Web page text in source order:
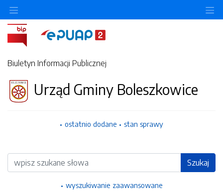
Biuletyn Informacji Publicznej
Urząd Gminy Boleszkowice
ostatnio dodane stan sprawy
Wyszukiwarka Szukaj
wyszukiwanie zaawansowane